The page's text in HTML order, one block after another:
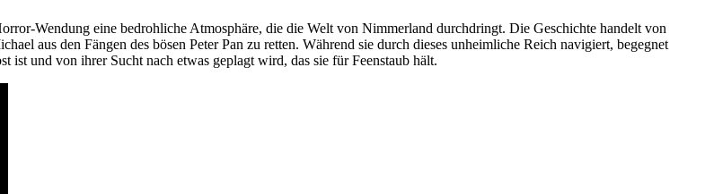
Wendung eine bedrohliche Atmosphäre, die die Welt von Nimmerland durchdringt. Die Geschichte handelt von
aus den Fängen des bösen Peter Pan zu retten. Während sie durch dieses unheimliche Reich navigiert, begegnet
und von ihrer Sucht nach etwas geplagt wird, das sie für Feenstaub hält.